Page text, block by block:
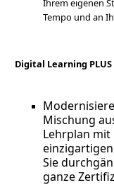
Ihrem eigenen
Tempo und an
Digital Learning PLUS
Mischung
Lehrplan
einzigartigen
Sie
ganze